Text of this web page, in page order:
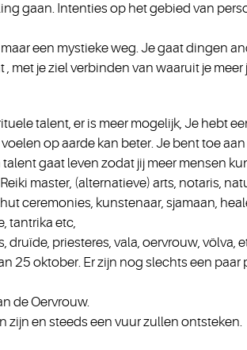
gaan. Intenties op het gebied van
een mystieke weg. Je gaat dingen
, met je ziel verbinden van waaruit je
talent, er is meer mogelijk, Je hebt
op aarde kan beter. Je bent toe
gaat leven zodat jij meer mensen
master, (alternatieve) arts, notaris,
ceremonies, kunstenaar, sjamaan,
tantrika etc,
druïde, priesteres, vala, oervrouw, völva,
25 oktober. Er zijn nog slechts een paar
de Oervrouw.
zijn en steeds een vuur zullen ontsteken.